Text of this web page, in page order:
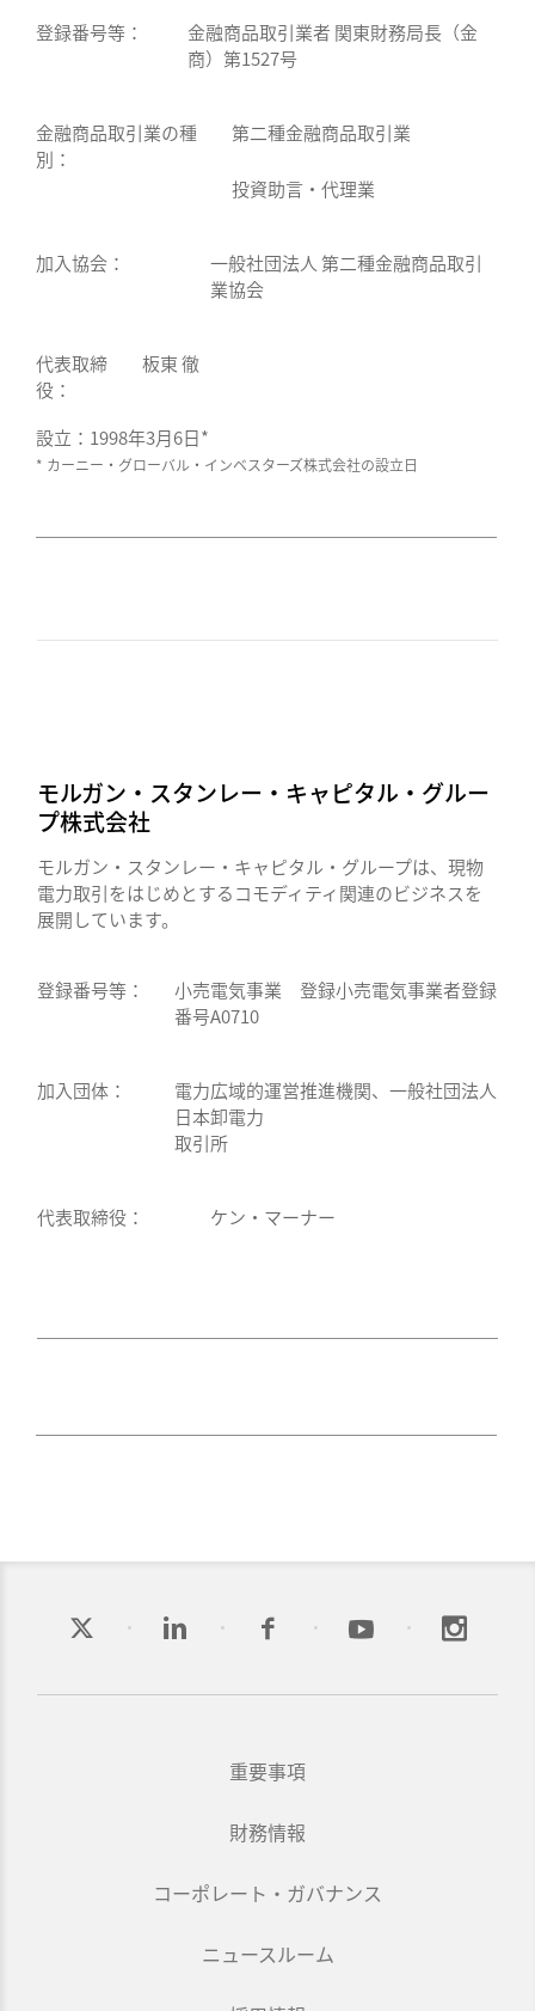
登録番号等：
金融商品取引業者 関東財務局長（金
商）第1527号
金融商品取引業の種
別：
第二種金融商品取引業
投資助言・代理業
加入協会：
一般社団法人 第二種金融商品取引
業協会
代表取締
役：
板東 徹
設立：1998年3月6日*
* カーニー・グローバル・インベスターズ株式会社の設立日
モルガン・スタンレー・キャピタル・グルー
プ株式会社
モルガン・スタンレー・キャピタル・グループは、現物
電力取引をはじめとするコモディティ関連のビジネスを
展開しています。
登録番号等：
小売電気事業 登録小売電気事業者登録
番号A0710
加入団体：
電力広域的運営推進機関、一般社団法人
日本卸電力
取引所
代表取締役： ケン・マーナー
重要事項
財務情報
コーポレート・ガバナンス
ニュースルーム